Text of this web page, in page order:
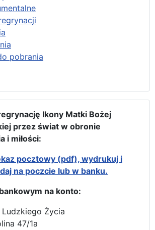
pobrania
Ikony Matki Bożej
przez świat w obronie
i miłości:
pocztowy (pdf), wydrukuj i
na poczcie lub w banku.
na konto:
Ludzkiego Życia
47/1a